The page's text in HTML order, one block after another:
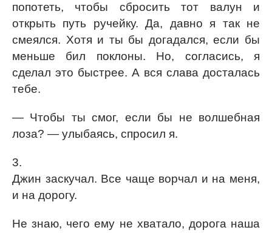
попотеть, чтобы сбросить тот валун и
открыть путь ручейку. Да, давно я так не
смеялся. Хотя и ты бы догадался, если бы
меньше бил поклоны. Но, согласись, я
сделал это быстрее. А вся слава досталась
тебе.
— Чтобы ты смог, если бы не волшебная
лоза? — улыбаясь, спросил я.
3.
Джин заскучал. Все чаще ворчал и на меня,
и на дорогу.
Не знаю, чего ему не хватало, дорога наша